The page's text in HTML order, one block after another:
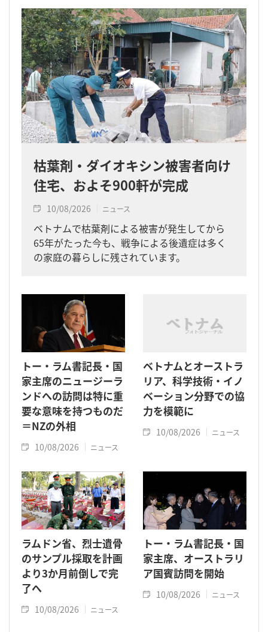
枯葉剤・ダイオキシン被害者向け
住宅、およそ900軒が完成
10/08/2026 ニュース
ベトナムで枯葉剤による被害が発生してから
65年がたった今も、戦争による後遺症は多く
の家庭の暮らしに残されています。
トー・ラム書記長・国
家主席のニュージーラ
ンドへの訪問は特に重
要な意味を持つものだ
＝NZの外相
10/08/2026 ニュース
ベトナムとオーストラ
リア、科学技術・イノ
ベーション分野での協
力を模範に
10/08/2026 ニュース
ラムドン省、烈士遺骨
のサンプル採取を計画
より3か月前倒しで完
了へ
10/08/2026 ニュース
トー・ラム書記長・国
家主席、オーストラリ
ア国賓訪問を開始
10/08/2026 ニュース